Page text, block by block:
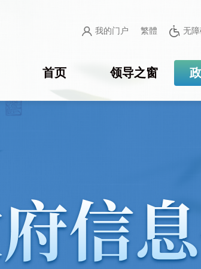
我的门户 繁體 无
首页 领导之窗